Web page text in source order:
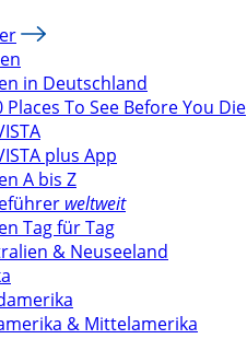
in Deutschland
Places To See Before You Die
plus App
A bis Z
weltweit
Tag für Tag
& Neuseeland
& Mittelamerika